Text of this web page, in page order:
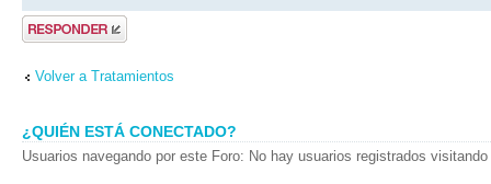
Publicar una
respuesta
Volver a Tratamientos
¿QUIÉN ESTÁ CONECTADO?
Usuarios navegando por este Foro: No hay usuarios registrados